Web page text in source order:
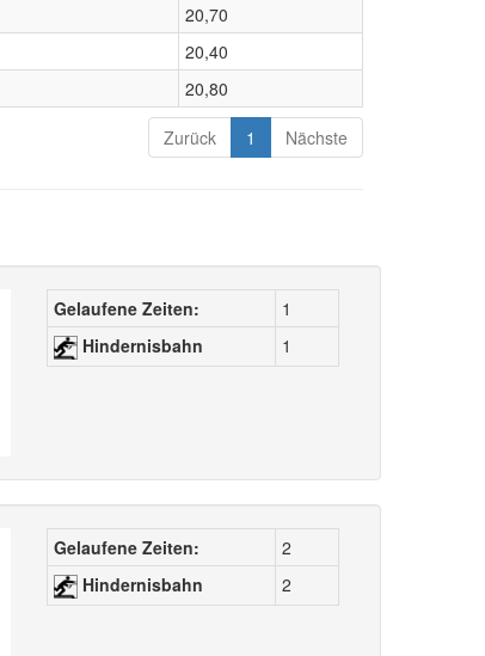
20,70
20,40
20,80
Zurück 1 Nächste
Gelaufene Zeiten:
1
Hindernisbahn
1
Gelaufene Zeiten:
2
Hindernisbahn
2